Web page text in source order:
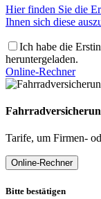
Hier finden Sie die
Ihnen sich diese
Ich habe die
heruntergeladen.
Online-Rechner
Tarife, um Firmen-
Online-Rechner
Bitte bestätigen